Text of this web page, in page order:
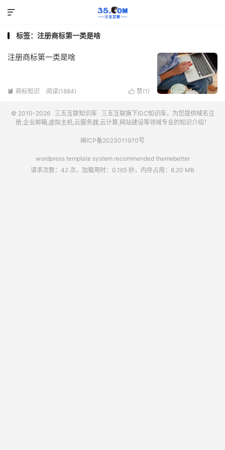

标签：注册商标第一类是啥
注册商标第一类是啥
 商标知识 阅读(1884)  赞(1 )
© 2010-2026 三五互联知识库 三五互联旗下IDC知识库，为您提供域名注
册,企业邮箱,虚拟主机,云服务器,云计算,网站建设等领域专业的知识介绍！
闽ICP备2023011970号
wordpress template system recommended themebetter
请求次数：42 次，加载用时：0.165 秒，内存占用：8.20 MB